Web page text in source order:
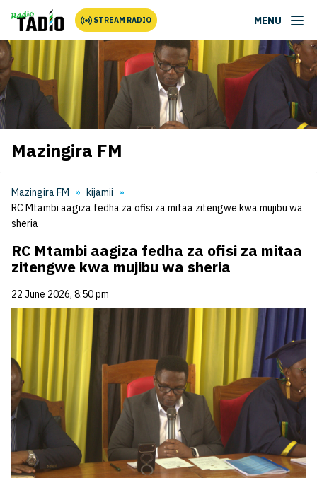
STREAM RADIO MENU
Mazingira FM
Mazingira FM
kijamii
RC Mtambi aagiza fedha za ofisi za mitaa zitengwe kwa mujibu wa
sheria
RC Mtambi aagiza fedha za ofisi za mitaa
zitengwe kwa mujibu wa sheria
22 June 2026, 8:50 pm